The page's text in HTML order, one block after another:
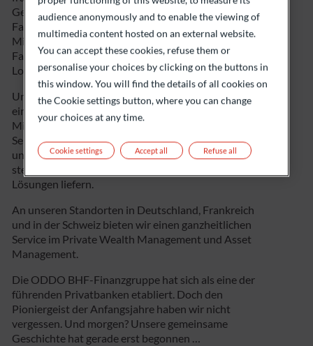
Generationen befindet sie sich in Familienbesitz. Die
Familie Oddo hält 65 % des Kapitals, mit 25 % sind die
Mitarbeitenden beteiligt, und 10 % werden von der
Familie Bettencourt Meyers (Téthys), Herrn Thierry
Lombard, Herrn Pierre Landolt sowie Natixis gehalten.
Unsere Eigentümerstruktur steht für einen
einzigartigen Unternehmergeist: Da die
Mitarbeitenden auch Mitunternehmer sind, ist es eine
Selbstverständlichkeit, dass wir unsere Kundinnen
und Kunden in den Mittelpunkt unseres Handelns
stellen und anstreben, ihnen dauerhaft die besten
Lösungen liefern.
An unseren Standorten in Deutschland, Frankreich
und in der Schweiz bieten wir einen ganzheitlichen
Service im Private Wealth Management und Asset
Management.
Die ODDO BHF-Finanzgruppe hat sich als eine der
führenden Privatbanken etabliert. Doch den
Pioniergeist der Anfangsjahre haben wir nicht
vergessen. Und morgen? Unsere gemeinsame
Geschichte hat gerade erst begonnen …
audience anonymously and to enable the viewing of
multimedia content hosted on an external website.
You can accept these cookies, refuse them or
personalise your choices by clicking on the buttons in
this window. You will find the details of all cookies on
the Cookie settings button, where you can change
your choices at any time.
Cookie settings Refuse all
Accept all